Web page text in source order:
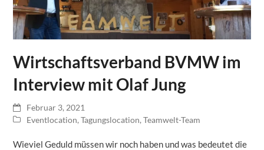
Wirtschaftsverband BVMW im
Interview mit Olaf Jung
Februar 3, 2021
Eventlocation,Tagungslocation,Teamwelt-Team
Wieviel Geduld müssen wir noch haben und was bedeutet die